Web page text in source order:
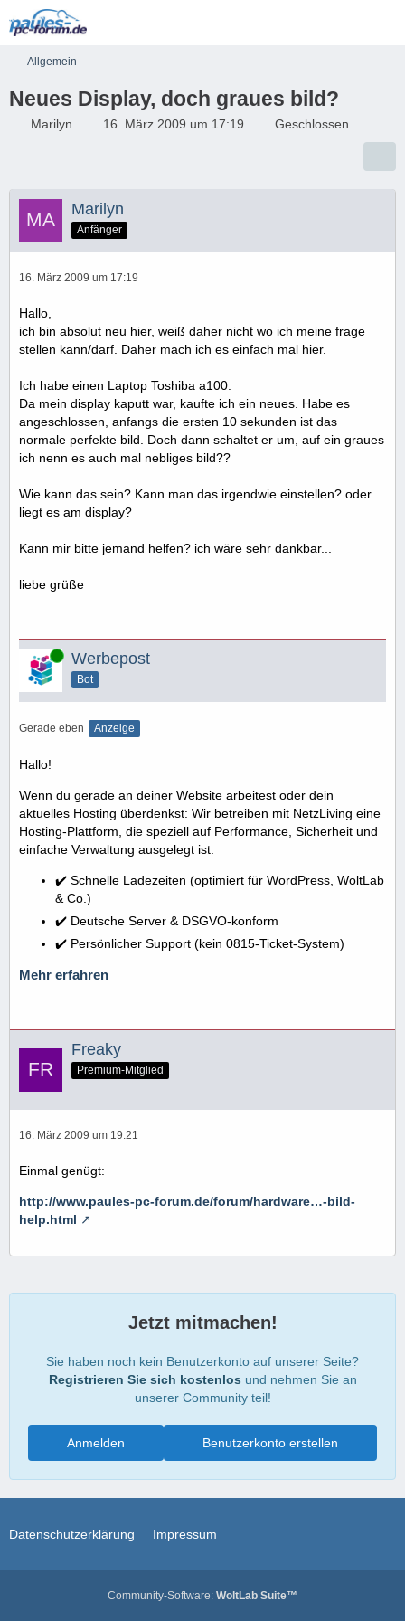
Allgemein
Neues Display, doch graues bild?
Marilyn 16. März 2009 um 17:19 Geschlossen
Marilyn
Anfänger
16. März 2009 um 17:19
Hallo,
ich bin absolut neu hier, weiß daher nicht wo ich meine frage
stellen kann/darf. Daher mach ich es einfach mal hier.
Ich habe einen Laptop Toshiba a100.
Da mein display kaputt war, kaufte ich ein neues. Habe es
angeschlossen, anfangs die ersten 10 sekunden ist das
normale perfekte bild. Doch dann schaltet er um, auf ein graues
ich nenn es auch mal nebliges bild??
Wie kann das sein? Kann man das irgendwie einstellen? oder
liegt es am display?
Kann mir bitte jemand helfen? ich wäre sehr dankbar...
liebe grüße
Online Werbepost
Bot
Gerade eben Anzeige
Hallo!
Wenn du gerade an deiner Website arbeitest oder dein
aktuelles Hosting überdenkst: Wir betreiben mit NetzLiving eine
Hosting-Plattform, die speziell auf Performance, Sicherheit und
einfache Verwaltung ausgelegt ist.
✔️ Schnelle Ladezeiten (optimiert für WordPress, WoltLab
& Co.)
✔️ Deutsche Server & DSGVO-konform
✔️ Persönlicher Support (kein 0815-Ticket-System)
Mehr erfahren
Freaky
Premium-Mitglied
16. März 2009 um 19:21
Einmal genügt:
http://www.paules-pc-forum.de/forum/hardware…-bild-
help.html
Jetzt mitmachen!
Sie haben noch kein Benutzerkonto auf unserer Seite?
Registrieren Sie sich kostenlos und nehmen Sie an
unserer Community teil!
Benutzerkonto erstellen
Anmelden
Datenschutzerklärung Impressum
Community-Software: WoltLab Suite™